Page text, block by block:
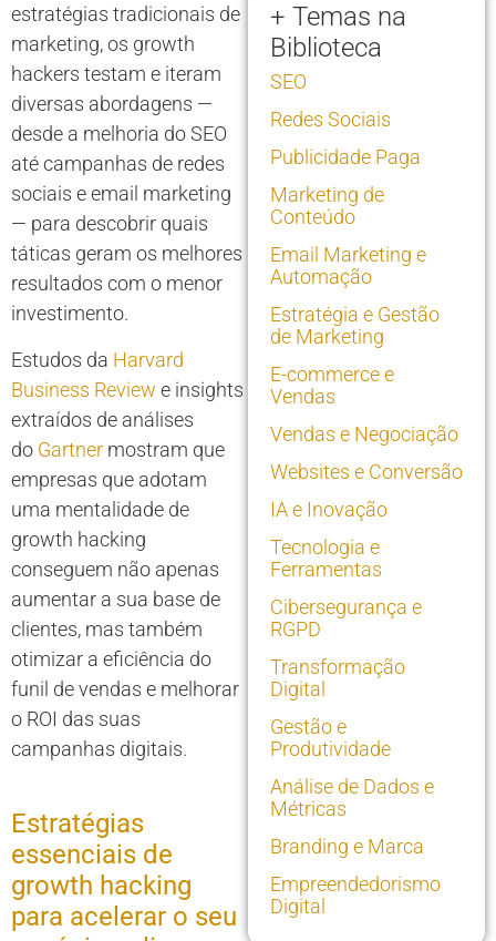
estratégias tradicionais de
marketing, os growth
hackers testam e iteram
diversas abordagens —
desde a melhoria do SEO
até campanhas de redes
sociais e email marketing
— para descobrir quais
táticas geram os melhores
resultados com o menor
investimento.
Estudos da Harvard
Business Review e insights
extraídos de análises
do Gartner mostram que
empresas que adotam
uma mentalidade de
growth hacking
conseguem não apenas
aumentar a sua base de
clientes, mas também
otimizar a eficiência do
funil de vendas e melhorar
o ROI das suas
campanhas digitais.
Estratégias
essenciais de
growth hacking
para acelerar o seu
+ Temas na
Biblioteca
SEO
Redes Sociais
Publicidade Paga
Marketing de
Conteúdo
Email Marketing e
Automação
Estratégia e Gestão
de Marketing
E-commerce e
Vendas
Vendas e Negociação
Websites e Conversão
IA e Inovação
Tecnologia e
Ferramentas
Cibersegurança e
RGPD
Transformação
Digital
Gestão e
Produtividade
Análise de Dados e
Métricas
Branding e Marca
Empreendedorismo
Digital